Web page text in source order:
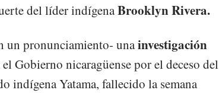
del líder indígenaBrooklyn Rivera.
un pronunciamiento- unainvestigación
Gobierno nicaragüense por el deceso del
indígena Yatama, fallecido la semana